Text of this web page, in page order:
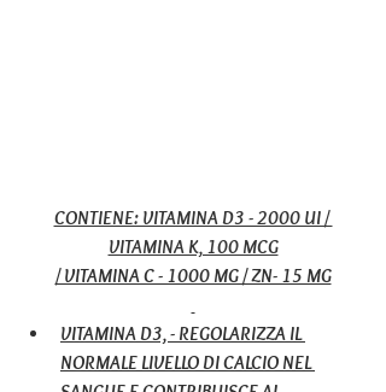
CONTIENE: VITAMINA D3 - 2000 UI /
VITAMINA K, 100 MCG
/ VITAMINA C - 1000 MG / ZN- 15 MG
VITAMINA D3, - REGOLARIZZA IL
NORMALE LIVELLO DI CALCIO NEL